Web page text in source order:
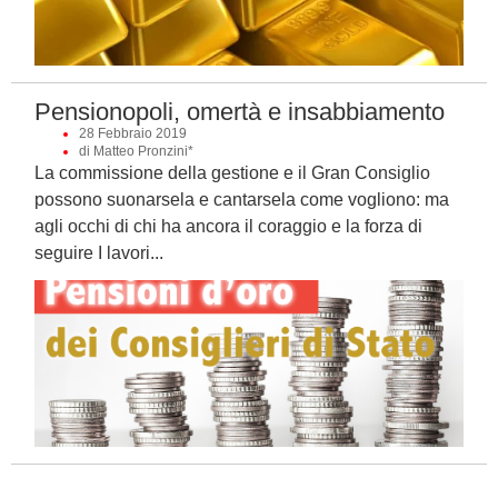
Pensionopoli, omertà e insabbiamento
28 Febbraio 2019
di Matteo Pronzini*
La commissione della gestione e il Gran Consiglio
possono suonarsela e cantarsela come vogliono: ma
agli occhi di chi ha ancora il coraggio e la forza di
seguire I lavori...